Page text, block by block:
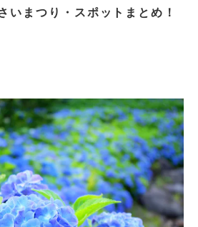
いまつり・スポットまとめ！